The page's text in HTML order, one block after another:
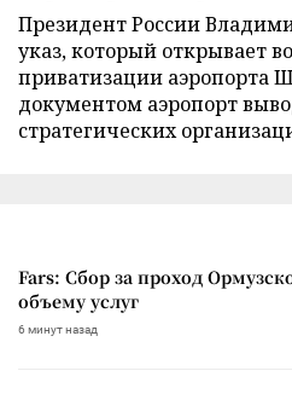
Президент России
указ, который открывает
приватизации аэропорта
документом аэропорт
стратегических
Fars: Сбор за проход
объему услуг
6 минут назад